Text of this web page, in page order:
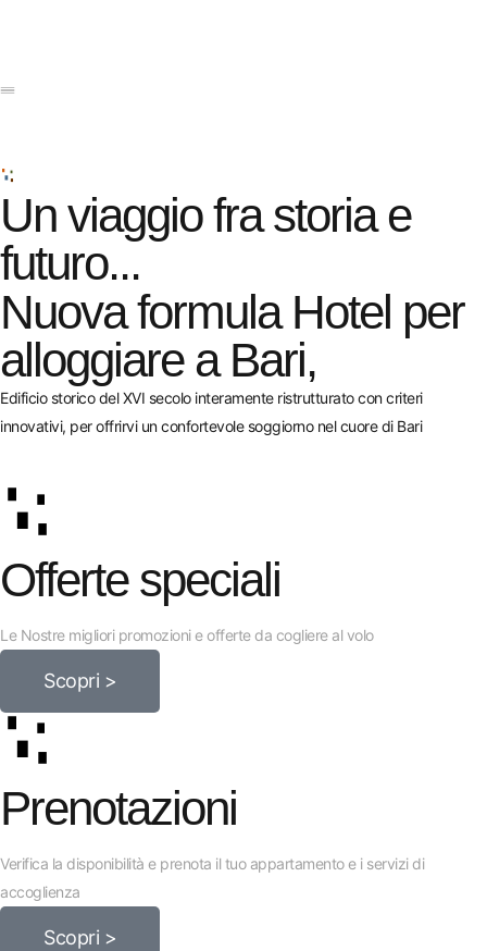
Un viaggio fra storia e
futuro...
Nuova formula Hotel per
alloggiare a Bari,
Edificio storico del XVI secolo interamente ristrutturato con criteri
innovativi, per offrirvi un confortevole soggiorno nel cuore di Bari
Offerte speciali
Le Nostre migliori promozioni e offerte da cogliere al volo
Scopri >
Prenotazioni
Verifica la disponibilità e prenota il tuo appartamento e i servizi di
accoglienza
Scopri >